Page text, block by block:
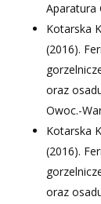
Aparatura
Kotarska
(2016).
oraz
Owoc.-
Kotarska
(2016).
oraz